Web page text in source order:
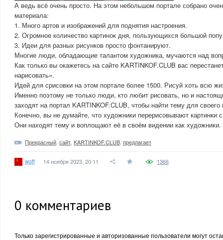
А ведь всё очень просто. На этом небольшом портале собрано
материала:
1. Много артов и изображений для поднятия настроения.
2. Огромное количество картинок дня, пользующихся большой
3. Идеи для разных рисунков просто фонтанируют.
Многие люди, обладающие талантом художника, мучаются над
Как только вы окажетесь на сайте KARTINKOF.CLUB вас
нарисовать».
Идей для срисовки на этом портале более 1500. Рисуй хоть всю
Именно поэтому не только люди, кто любит рисовать, но и
заходят на портал KARTINKOF.CLUB, чтобы найти тему для своего
Конечно, вы не думайте, что художники перерисовывают картинки
Они находят тему и воплощают её в своём видении как художники.
Прекрасный сайт KARTINKOF.CLUB предлагает
woff 14 ноября 2023, 20:11 1366
0 комментариев
Только зарегистрированные и авторизованные пользователи могут